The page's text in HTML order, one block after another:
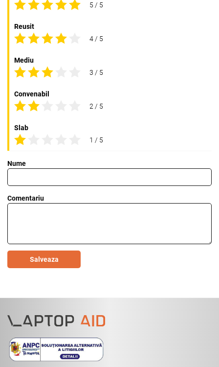
5 / 5
Reusit
4 / 5
Mediu
3 / 5
Convenabil
2 / 5
Slab
1 / 5
Nume
Comentariu
Salveaza